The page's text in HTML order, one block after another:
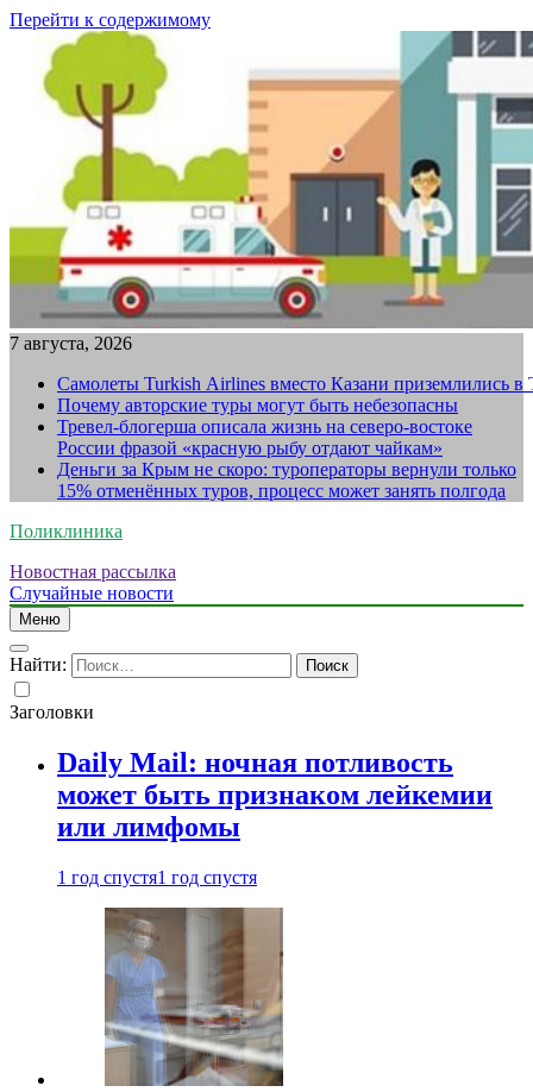
Перейти к содержимому
7 августа, 2026
Самолеты Turkish Airlines вместо Казани приземлились в
Почему авторские туры могут быть небезопасны
Тревел-блогерша описала жизнь на северо-востоке
России фразой «красную рыбу отдают чайкам»
Деньги за Крым не скоро: туроператоры вернули только
15% отменённых туров, процесс может занять полгода
Поликлиника
Новостная рассылка
Случайные новости
Меню
Найти:
Заголовки
Daily Mail: ночная потливость
может быть признаком лейкемии
или лимфомы
1 год спустя1 год спустя